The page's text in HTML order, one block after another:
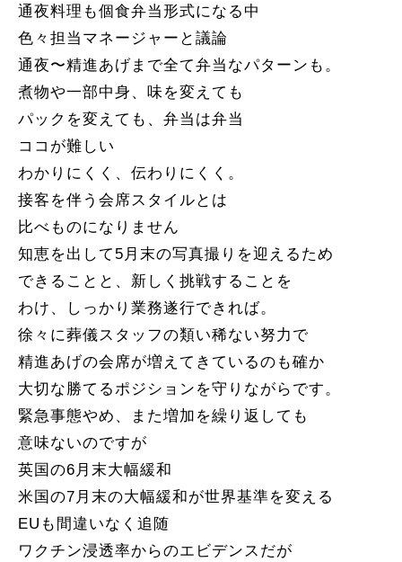
通夜料理も個食弁当形式になる中
色々担当マネージャーと議論
通夜〜精進あげまで全て弁当なパターンも。
煮物や一部中身、味を変えても
パックを変えても、弁当は弁当
ココが難しい
わかりにくく、伝わりにくく。
接客を伴う会席スタイルとは
比べものになりません
知恵を出して5月末の写真撮りを迎えるため
できることと、新しく挑戦することを
わけ、しっかり業務遂行できれば。
徐々に葬儀スタッフの類い稀ない努力で
精進あげの会席が増えてきているのも確か
大切な勝てるポジションを守りながらです。
緊急事態やめ、また増加を繰り返しても
意味ないのですが
英国の6月末大幅緩和
米国の7月末の大幅緩和が世界基準を変える
EUも間違いなく追随
ワクチン浸透率からのエビデンスだが